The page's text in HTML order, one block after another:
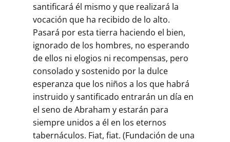
santificará él mismo y que realizará la
vocación que ha recibido de lo alto.
Pasará por esta tierra haciendo el bien,
ignorado de los hombres, no esperando
de ellos ni elogios ni recompensas, pero
consolado y sostenido por la dulce
esperanza que los niños a los que habrá
instruido y santificado entrarán un día en
el seno de Abraham y estarán para
siempre unidos a él en los eternos
tabernáculos. Fiat, fiat. (Fundación de una